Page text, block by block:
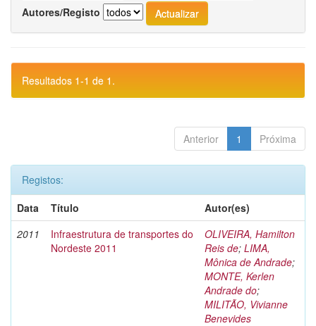
Autores/Registo
Resultados 1-1 de 1.
Anterior 1 Próxima
Registos:
Data
Título
Autor(es)
2011
Infraestrutura de transportes do
Nordeste 2011
OLIVEIRA, Hamilton
Reis de; LIMA,
Mônica de Andrade;
MONTE, Kerlen
Andrade do;
MILITÃO, Vivianne
Benevides